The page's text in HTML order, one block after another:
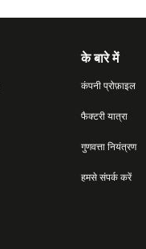
के बारे में
कंपनी प्रोफ़ाइल
फैक्टरी यात्रा
गुणवत्ता नियंत्रण
हमसे संपर्क करें